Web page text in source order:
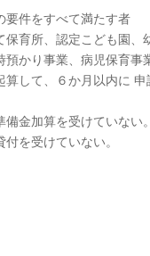
要件をすべて満たす者
保育所、認定こども園
り事業、病児保育事
算して、６か月以内に
備金加算を受けていない
を受けていない。